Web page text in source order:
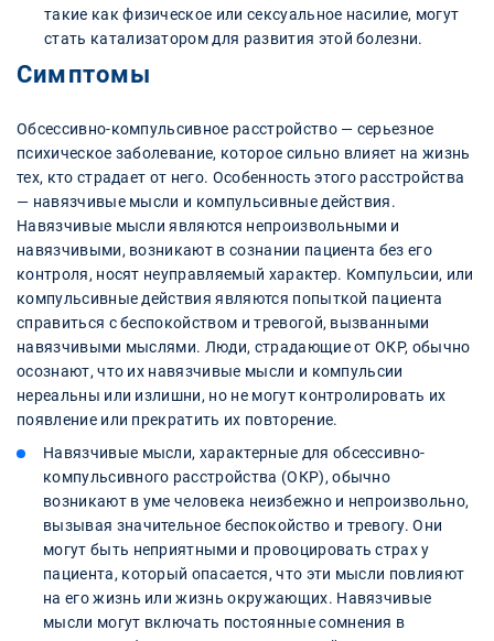
такие как физическое или сексуальное насилие, могут
стать катализатором для развития этой болезни.
Симптомы
Обсессивно-компульсивное расстройство — серьезное
психическое заболевание, которое сильно влияет на жизнь
тех, кто страдает от него. Особенность этого расстройства
— навязчивые мысли и компульсивные действия.
Навязчивые мысли являются непроизвольными и
навязчивыми, возникают в сознании пациента без его
контроля, носят неуправляемый характер. Компульсии, или
компульсивные действия являются попыткой пациента
справиться с беспокойством и тревогой, вызванными
навязчивыми мыслями. Люди, страдающие от ОКР, обычно
осознают, что их навязчивые мысли и компульсии
нереальны или излишни, но не могут контролировать их
появление или прекратить их повторение.
Навязчивые мысли, характерные для обсессивно-
компульсивного расстройства (ОКР), обычно
возникают в уме человека неизбежно и непроизвольно,
вызывая значительное беспокойство и тревогу. Они
могут быть неприятными и провоцировать страх у
пациента, который опасается, что эти мысли повлияют
на его жизнь или жизнь окружающих. Навязчивые
мысли могут включать постоянные сомнения в